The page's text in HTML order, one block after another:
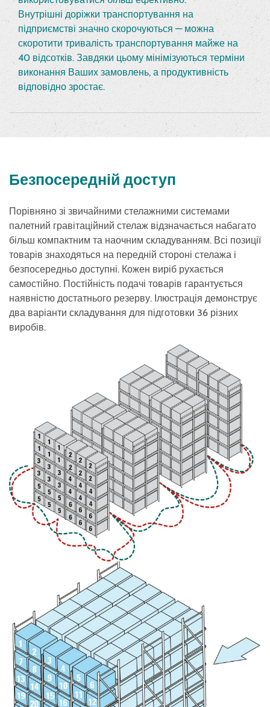
Внутрішні доріжки транспортування на
підприємстві значно скорочуються — можна
скоротити тривалість транспортування майже на
40 відсотків. Завдяки цьому мінімізуються терміни
виконання Ваших замовлень, а продуктивність
відповідно зростає.
Безпосередній доступ
Порівняно зі звичайними стелажними системами
палетний гравітаційний стелаж відзначається набагато
більш компактним та наочним складуванням. Всі позиції
товарів знаходяться на передній стороні стелажа і
безпосередньо доступні. Кожен виріб рухається
самостійно. Постійність подачі товарів гарантується
наявністю достатнього резерву. Ілюстрація демонструє
два варіанти складування для підготовки 36 різних
виробів.